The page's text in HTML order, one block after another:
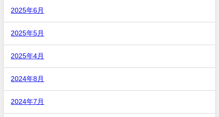
2025年6月
2025年5月
2025年4月
2024年8月
2024年7月